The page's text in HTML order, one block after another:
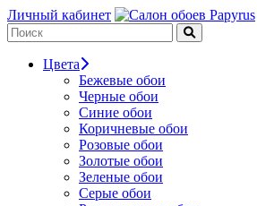
Личный кабинет
Цвета
Бежевые обои
Черные обои
Синие обои
Коричневые обои
Розовые обои
Золотые обои
Зеленые обои
Серые обои